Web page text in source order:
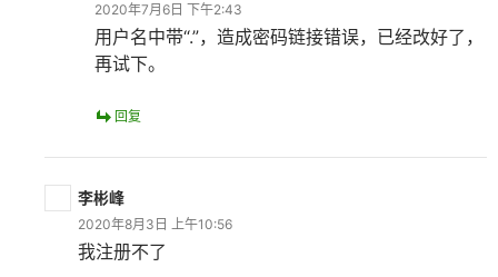
2020年7月6日 下午2:43
用户名中带“.”，造成密码链接错误，已经改好了，
再试下。
回复
李彬峰
2020年8月3日 上午10:56
我注册不了